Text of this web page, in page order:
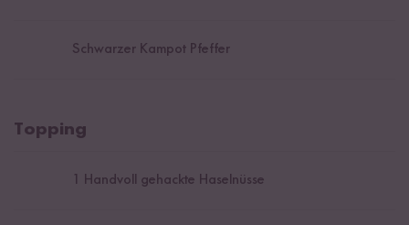
Schwarzer Kampot Pfeffer
Topping
1 Handvoll gehackte Haselnüsse